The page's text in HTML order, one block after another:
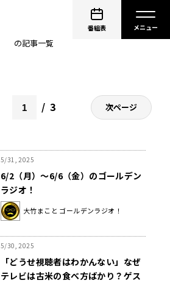
番組表
の記事一覧
3 次ページ
5/31, 2025
6/2（月）～6/6（金）のゴールデン
ラジオ！
大竹まこと ゴールデンラジオ！
5/30, 2025
「どうせ視聴者はわかんない」なぜ
テレビは古米の食べ方ばかり？ゲス